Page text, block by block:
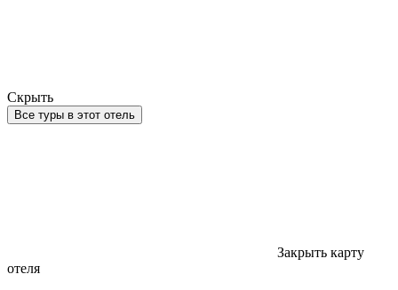
Скрыть
Все туры в этот отель
Закрыть карту
отеля